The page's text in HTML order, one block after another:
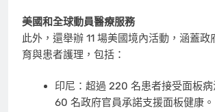
美國和全球動員醫療服務
此外，還舉辦 11 場美國境內活動，涵蓋政
育與患者護理，包括：
印尼：超過 220 名患者接受面板
60 名政府官員承諾支援面板健康。